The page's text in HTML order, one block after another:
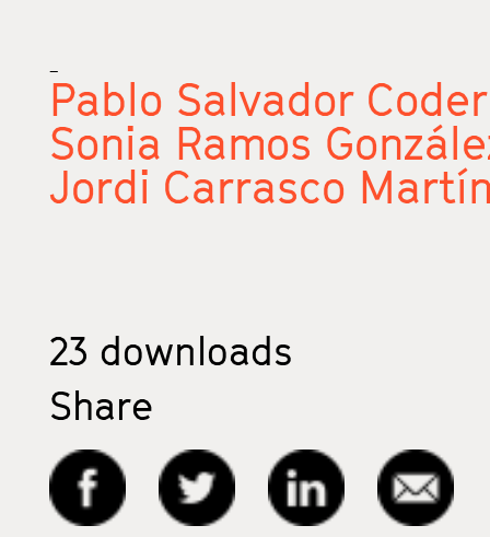
_
Pablo Salvador
Sonia Ramos
Jordi Carrasco
23 downloads
Share